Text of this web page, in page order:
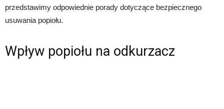
przedstawimy odpowiednie porady dotyczące bezpiecznego
usuwania popiołu.
Wpływ popiołu na odkurzacz